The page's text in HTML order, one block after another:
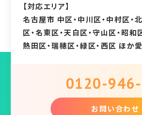
【対応エリア】
名古屋市 中区・中川区・中村区・
区・名東区・天白区・守山区・昭和
熱田区・瑞穂区・緑区・西区 ほか
0120-
お問い合わせ